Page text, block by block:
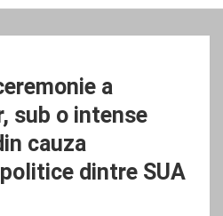
a
sub o intense
cauza
dintre SUA